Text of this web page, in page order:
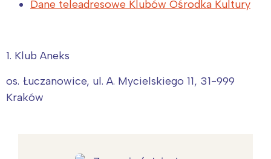
Dane teleadresowe Klubów Ośrodka Kultury
1. Klub Aneks
os. Łuczanowice, ul. A. Mycielskiego 11, 31-999
Kraków